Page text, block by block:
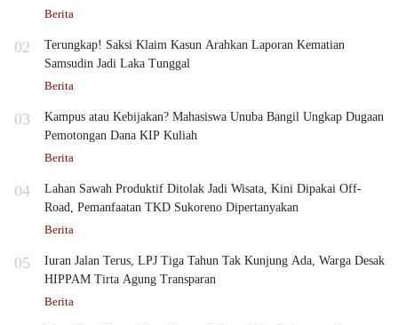
Berita
02
Terungkap! Saksi Klaim Kasun Arahkan Laporan Kematian
Samsudin Jadi Laka Tunggal
Berita
03
Kampus atau Kebijakan? Mahasiswa Unuba Bangil Ungkap Dugaan
Pemotongan Dana KIP Kuliah
Berita
04
Lahan Sawah Produktif Ditolak Jadi Wisata, Kini Dipakai Off-
Road, Pemanfaatan TKD Sukoreno Dipertanyakan
Berita
05
Iuran Jalan Terus, LPJ Tiga Tahun Tak Kunjung Ada, Warga Desak
HIPPAM Tirta Agung Transparan
Berita